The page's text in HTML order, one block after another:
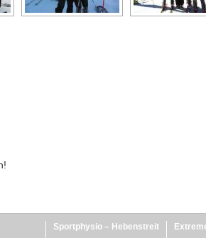
Sportphysio – Hebenstreit